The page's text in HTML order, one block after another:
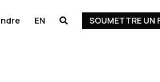
EN  SOUMETTRE UN